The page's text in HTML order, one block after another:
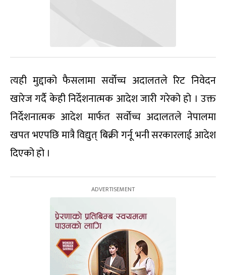
त्यही मुद्दाको फैसलामा सर्वोच्च अदालतले रिट निवेदन
खारेज गर्दै केही निर्देशनात्मक आदेश जारी गरेको हो । उक्त
निर्देशनात्मक आदेश मार्फत सर्वोच्च अदालतले नेपालमा
खपत भएपछि मात्रै विद्युत् बिक्री गर्नू भनी सरकारलाई आदेश
दिएको हो ।